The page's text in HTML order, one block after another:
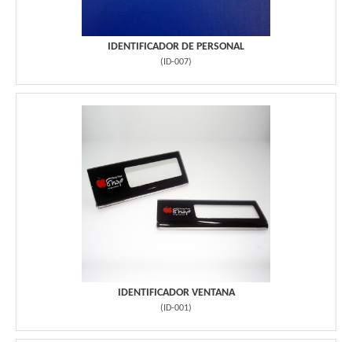
IDENTIFICADOR DE PERSONAL
( ID-007)
IDENTIFICADOR VENTANA
( ID-001)